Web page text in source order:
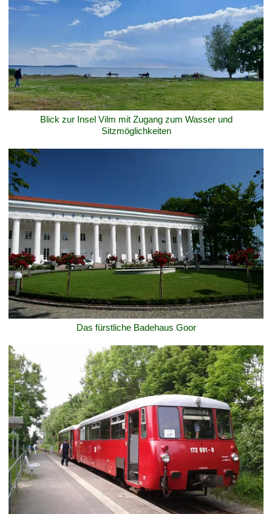
Blick zur Insel Vilm mit Zugang zum Wasser und
Sitzmöglichkeiten
Das fürstliche Badehaus Goor